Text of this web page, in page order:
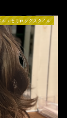
ル・セミロングスタイル